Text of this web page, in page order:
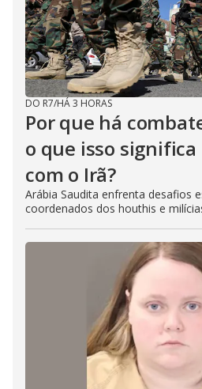
DO R7/HÁ 3 HORAS
Por que há
o que isso
com o Irã?
Arábia Saudita enfrenta desafios
coordenados dos houthis e